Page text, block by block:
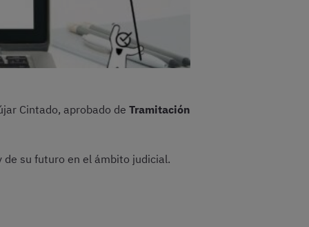
Cintado, aprobado de Tramitación
de su futuro en el ámbito judicial.